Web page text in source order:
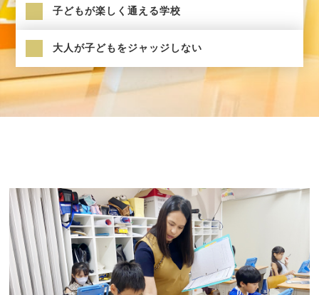
子どもが楽しく通える学校
大人が子どもをジャッジしない